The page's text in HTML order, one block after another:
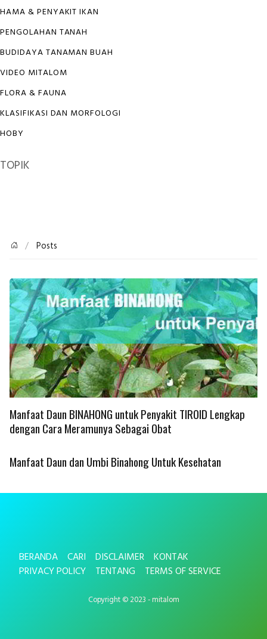
HAMA & PENYAKIT IKAN
PENGOLAHAN TANAH
BUDIDAYA TANAMAN BUAH
VIDEO MITALOM
FLORA & FAUNA
KLASIFIKASI DAN MORFOLOGI
HOBY
TOPIK
Posts
Manfaat Daun BINAHONG untuk Penyakit TIROID Lengkap
dengan Cara Meramunya Sebagai Obat
Manfaat Daun dan Umbi Binahong Untuk Kesehatan
BERANDA CARI DISCLAIMER
KONTAK
PRIVACY POLICY
TENTANG TERMS OF SERVICE
Copyright © 2023 - mitalom